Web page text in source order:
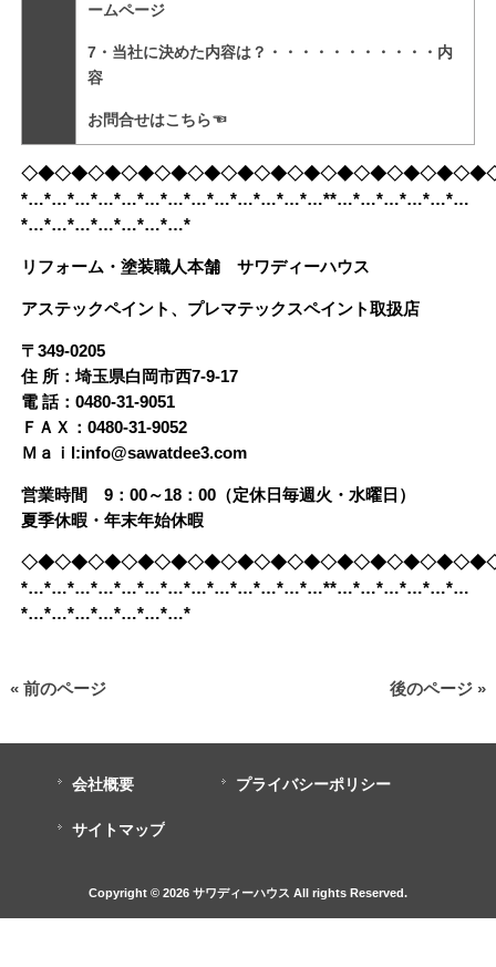
ームページ
7・当社に決めた内容は？・・・・・・・・・・・内
容
お問合せはこちら☜
*…*…*…*…*…*…*…*…*…*…*…*…*…**…*…*…*…*…*…
*…*…*…*…*…*…*…*
リフォーム・塗装職人本舗 サワディーハウス
アステックペイント、プレマテックスペイント取扱店
〒349-0205
住 所：埼玉県白岡市西7-9-17
電 話：0480-31-9051
ＦＡＸ：0480-31-9052
Ｍａｉl:info@sawatdee3.com
営業時間 9：00～18：00（定休日毎週火・水曜日）
夏季休暇・年末年始休暇
*…*…*…*…*…*…*…*…*…*…*…*…*…**…*…*…*…*…*…
*…*…*…*…*…*…*…*
« 前のページ 後のページ »
会社概要 プライバシーポリシー
サイトマップ
Copyright © 2026 サワディーハウス All rights Reserved.